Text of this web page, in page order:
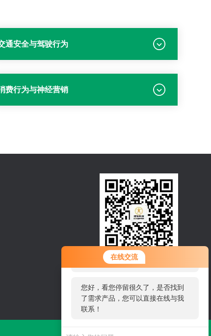
在线交流
您好！欢迎前来咨询，很高兴为您
服务，请问您要咨询什么问题呢？
您好，看您停留很久了，是否找到
了需求产品，您可以直接在线与我
联系！
通安全与驾驶行为
费行为与神经营销
扫一扫，关注微信
邮箱：sales@kingfar.cn
电话：4008113950